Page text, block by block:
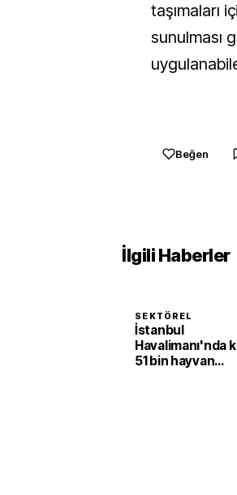
taşımaları
sunulması
Beğen
İlgili Haberler
SEKTÖREL
İstanbul
Havalimanı'nda
51 bin hayvan